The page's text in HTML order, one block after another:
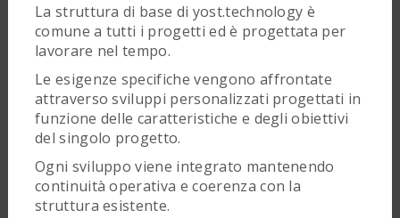
La struttura di base di yost.technology è
comune a tutti i progetti ed è progettata per
lavorare nel tempo.
Le esigenze specifiche vengono affrontate
attraverso sviluppi personalizzati progettati in
funzione delle caratteristiche e degli obiettivi
del singolo progetto.
Ogni sviluppo viene integrato mantenendo
continuità operativa e coerenza con la
struttura esistente.